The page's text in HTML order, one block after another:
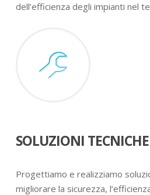
dell’efficienza degli impianti nel
SOLUZIONI TECNICHE
Progettiamo e realizziamo
migliorare la sicurezza,